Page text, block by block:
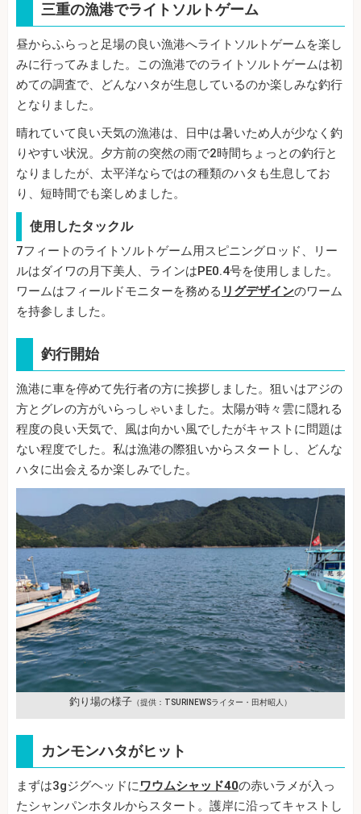
三重の漁港でライトソルトゲーム
昼からふらっと足場の良い漁港へライトソルトゲームを楽し
みに行ってみました。この漁港でのライトソルトゲームは初
めての調査で、どんなハタが生息しているのか楽しみな釣行
となりました。
晴れていて良い天気の漁港は、日中は暑いため人が少なく釣
りやすい状況。夕方前の突然の雨で2時間ちょっとの釣行と
なりましたが、太平洋ならではの種類のハタも生息してお
り、短時間でも楽しめました。
使用したタックル
7フィートのライトソルトゲーム用スピニングロッド、リー
ルはダイワの月下美人、ラインはPE0.4号を使用しました。
ワームはフィールドモニターを務める リグデザインのワーム
を持参しました。
釣行開始
漁港に車を停めて先行者の方に挨拶しました。狙いはアジの
方とグレの方がいらっしゃいました。太陽が時々雲に隠れる
程度の良い天気で、風は向かい風でしたがキャストに問題は
ない程度でした。私は漁港の際狙いからスタートし、どんな
ハタに出会えるか楽しみでした。
釣り場の様子 （提供：TSURINEWSライター・田村昭人）
カンモンハタがヒット
まずは3gジグヘッドに ワウムシャッド40の赤いラメが入っ
たシャンパンホタルからスタート。護岸に沿ってキャストし